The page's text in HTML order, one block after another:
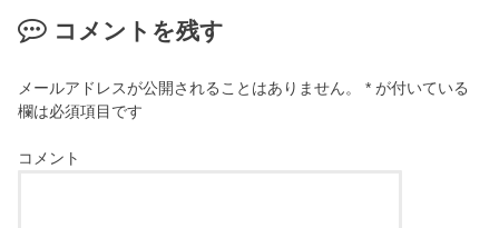
コメントを残す
メールアドレスが公開されることはありません。 * が付いている
欄は必須項目です
コメント